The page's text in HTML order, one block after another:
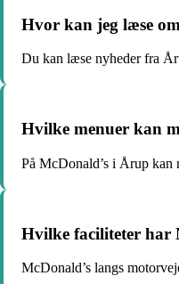
Hvor kan jeg læse
Du kan læse nyheder fra
Hvilke menuer kan
På McDonald’s i Årup kan
Hvilke faciliteter har
McDonald’s langs